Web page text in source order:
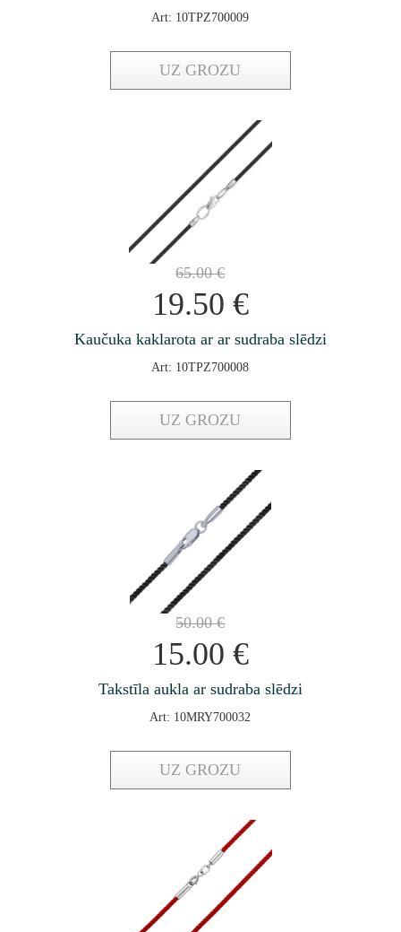
Art: 10TPZ700009
UZ GROZU
65.00€
19.50 €
Kaučuka kaklarota ar ar sudraba slēdzi
Art: 10TPZ700008
UZ GROZU
50.00€
15.00 €
Takstīla aukla ar sudraba slēdzi
Art: 10MRY700032
UZ GROZU